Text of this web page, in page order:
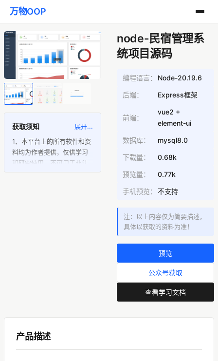
万物OOP
获取须知
展开...
1、本平台上的所有软件和资
料均为作者提供，仅供学习
和研究使用，不可用于非法
途径。
己和他人造成任何形式的损
node-民宿管理系
统项目源码
编程语言： Node-20.19.6
后端： Express框架
前端：
vue2 +
element-ui
数据库： mysql8.0
下载量： 0.68k
预览量： 0.77k
手机预览： 不支持
注：以上内容仅为简要描述，
具体以获取的资料为准！
预览
公众号获取
查看学习文档
产品描述